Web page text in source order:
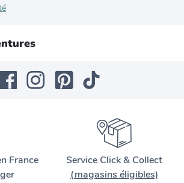
France
Service Click & Collect
(magasins éligibles)